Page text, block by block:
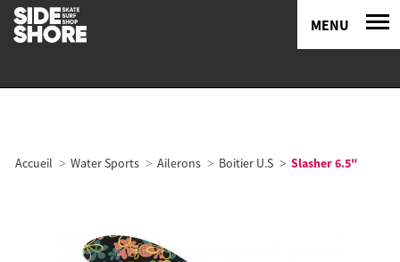
MENU
Accueil Water Sports Ailerons Boitier U.S Slasher 6.5"